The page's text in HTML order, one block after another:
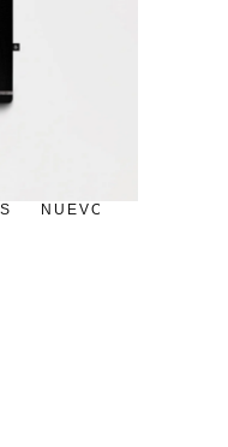
NUEVO - MASCULINO